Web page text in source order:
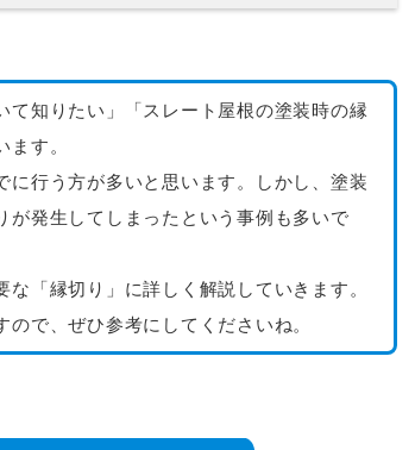
て知りたい」「スレート屋根の塗装時の縁
す。
に行う方が多いと思います。しかし、塗装
が発生してしまったという事例も多いで
「縁切り」に詳しく解説していきます。
で、ぜひ参考にしてくださいね。